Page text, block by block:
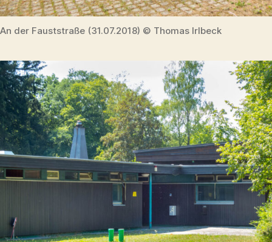
An der Fauststraße (31.07.2018) © Thomas Irlbeck